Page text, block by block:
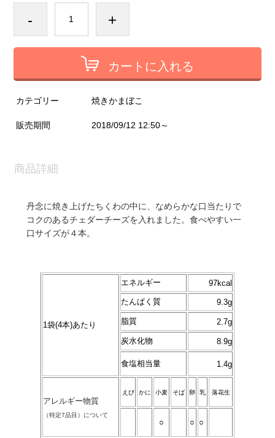
- +
カートに入れる
カテゴリー 焼きかまぼこ
販売期間 2018/09/12 12:50～
商品詳細
丹念に焼き上げたちくわの中に、なめらかな口当たりで
コクのあるチェダーチーズを入れました。食べやすい一
口サイズが４本。
1袋(4本)あたり
エネルギー
97kcal
たんぱく質
9.3g
脂質 2.7g
炭水化物 8.9g
食塩相当量 1.4g
アレルギー物質
（特定7品目）について
えび かに 小麦 そば 卵 乳 落花生
○ ○ ○